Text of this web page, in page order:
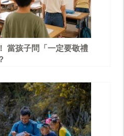
當孩子問「一定要敬禮